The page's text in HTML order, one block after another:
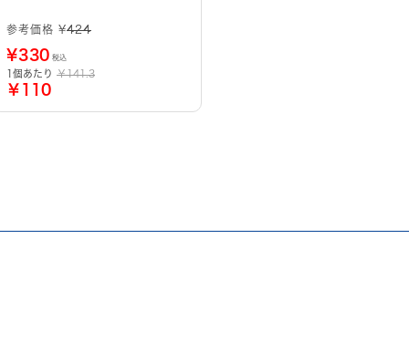
参考価格 ¥424
¥330 税込
1個あたり ￥141.3
￥110